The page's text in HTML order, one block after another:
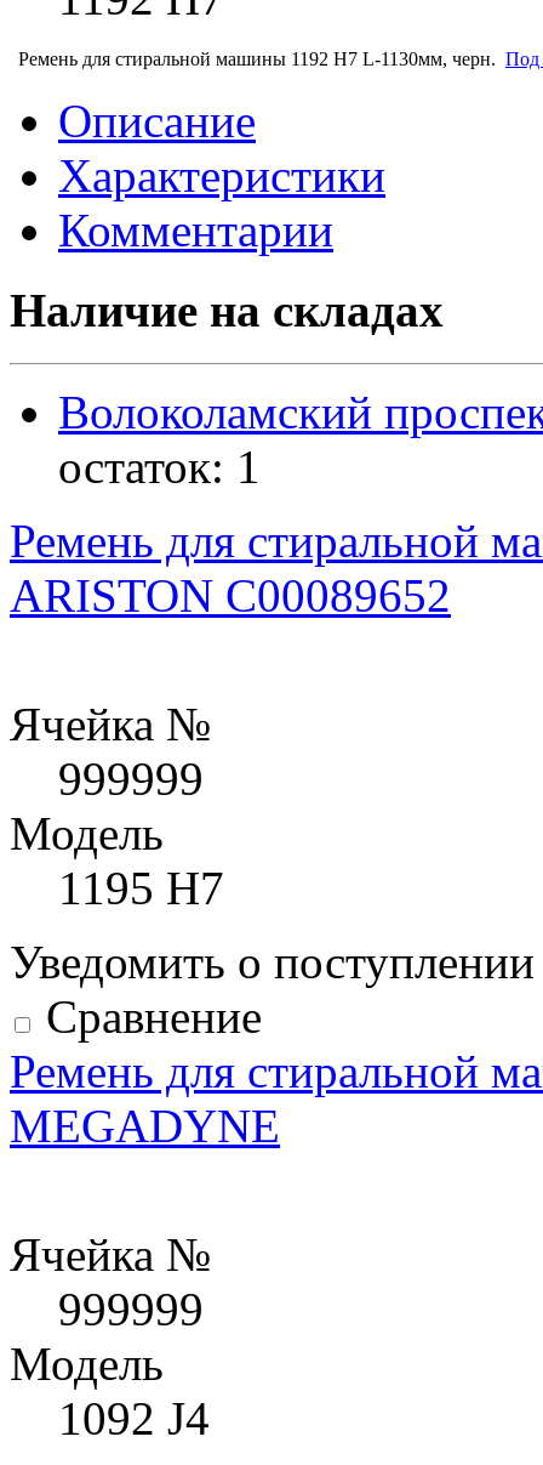
Ремень для стиральной машины 1192 H7 L-1130мм, черн. Под
Описание
Характеристики
Комментарии
Наличие на складах
Волоколамский
остаток: 1
Ремень для стиральной
ARISTON C00089652
Ячейка №
999999
Модель
1195 H7
Уведомить о
Сравнение
Ремень для стиральной
MEGADYNE
Ячейка №
999999
Модель
1092 J4